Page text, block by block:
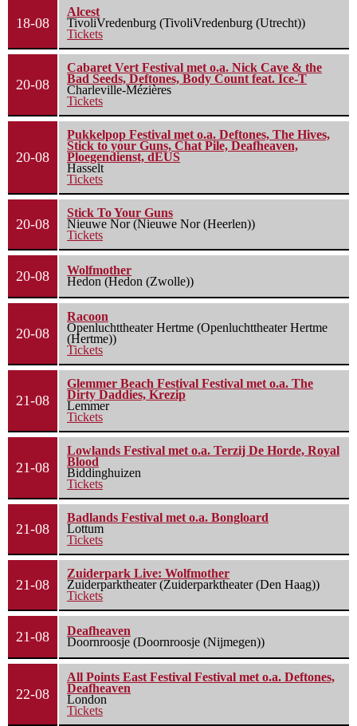
18-08
Alcest
TivoliVredenburg (TivoliVredenburg (Utrecht))
Tickets
20-08
Cabaret Vert Festival met o.a. Nick Cave & the
Bad Seeds, Deftones, Body Count feat. Ice-T
Charleville-Mézières
Tickets
20-08
Pukkelpop Festival met o.a. Deftones, The Hives,
Stick to your Guns, Chat Pile, Deafheaven,
Ploegendienst, dEUS
Hasselt
Tickets
20-08
Stick To Your Guns
Nieuwe Nor (Nieuwe Nor (Heerlen))
Tickets
20-08
Wolfmother
Hedon (Hedon (Zwolle))
20-08
Racoon
Openluchttheater Hertme (Openluchttheater Hertme
(Hertme))
Tickets
21-08
Glemmer Beach Festival Festival met o.a. The
Dirty Daddies, Krezip
Lemmer
Tickets
21-08
Lowlands Festival met o.a. Terzij De Horde, Royal
Blood
Biddinghuizen
Tickets
21-08
Badlands Festival met o.a. Bongloard
Lottum
Tickets
21-08
Zuiderpark Live: Wolfmother
Zuiderparktheater (Zuiderparktheater (Den Haag))
Tickets
21-08
Deafheaven
Doornroosje (Doornroosje (Nijmegen))
22-08
All Points East Festival Festival met o.a. Deftones,
Deafheaven
London
Tickets